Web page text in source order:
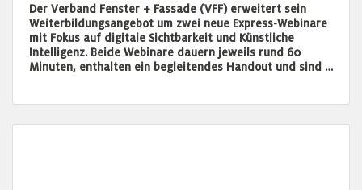
Der Verband Fenster + Fassade (VFF) erweitert sein
Weiterbildungsangebot um zwei neue Express-Webinare
mit Fokus auf digitale Sichtbarkeit und Künstliche
Intelligenz. Beide Webinare dauern jeweils rund 60
Minuten, enthalten ein begleitendes Handout und sind …